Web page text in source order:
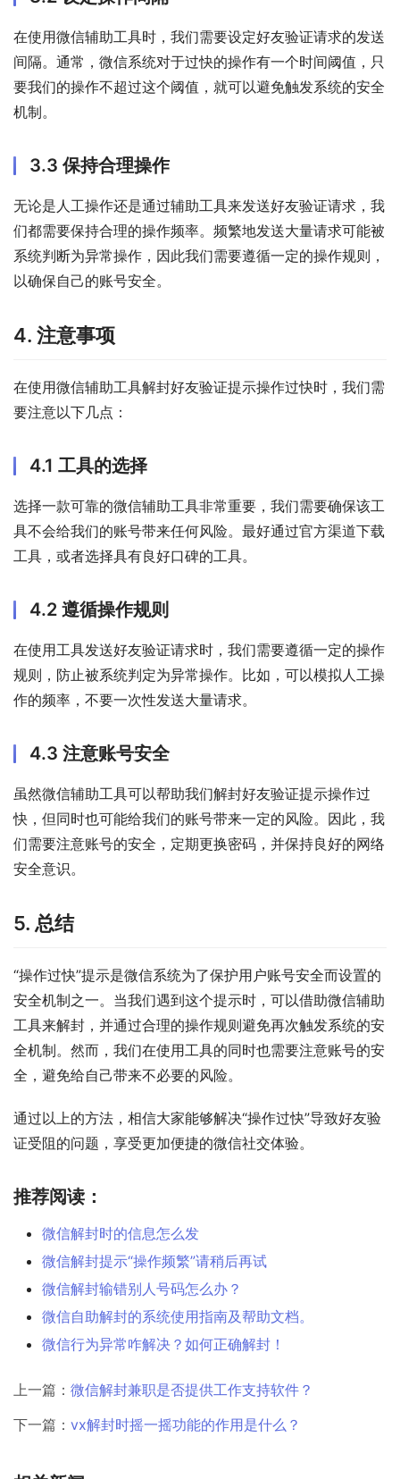
在使用微信辅助工具时，我们需要设定好友验证请求的发送
间隔。通常，微信系统对于过快的操作有一个时间阈值，只
要我们的操作不超过这个阈值，就可以避免触发系统的安全
机制。
3.3 保持合理操作
无论是人工操作还是通过辅助工具来发送好友验证请求，我
们都需要保持合理的操作频率。频繁地发送大量请求可能被
系统判断为异常操作，因此我们需要遵循一定的操作规则，
以确保自己的账号安全。
4. 注意事项
在使用微信辅助工具解封好友验证提示操作过快时，我们需
要注意以下几点：
4.1 工具的选择
选择一款可靠的微信辅助工具非常重要，我们需要确保该工
具不会给我们的账号带来任何风险。最好通过官方渠道下载
工具，或者选择具有良好口碑的工具。
4.2 遵循操作规则
在使用工具发送好友验证请求时，我们需要遵循一定的操作
规则，防止被系统判定为异常操作。比如，可以模拟人工操
作的频率，不要一次性发送大量请求。
4.3 注意账号安全
虽然微信辅助工具可以帮助我们解封好友验证提示操作过
快，但同时也可能给我们的账号带来一定的风险。因此，我
们需要注意账号的安全，定期更换密码，并保持良好的网络
安全意识。
5. 总结
“操作过快”提示是微信系统为了保护用户账号安全而设置的
安全机制之一。当我们遇到这个提示时，可以借助微信辅助
工具来解封，并通过合理的操作规则避免再次触发系统的安
全机制。然而，我们在使用工具的同时也需要注意账号的安
全，避免给自己带来不必要的风险。
通过以上的方法，相信大家能够解决“操作过快”导致好友验
证受阻的问题，享受更加便捷的微信社交体验。
推荐阅读：
微信解封时的信息怎么发
微信解封提示“操作频繁”请稍后再试
微信解封输错别人号码怎么办？
微信自助解封的系统使用指南及帮助文档。
微信行为异常咋解决？如何正确解封！
上一篇： 微信解封兼职是否提供工作支持软件？
下一篇： vx解封时摇一摇功能的作用是什么？